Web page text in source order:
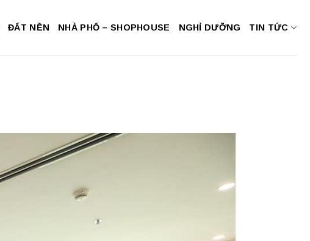
ĐẤT NỀN NHÀ PHỐ – SHOPHOUSE NGHỈ DƯỠNG TIN TỨC